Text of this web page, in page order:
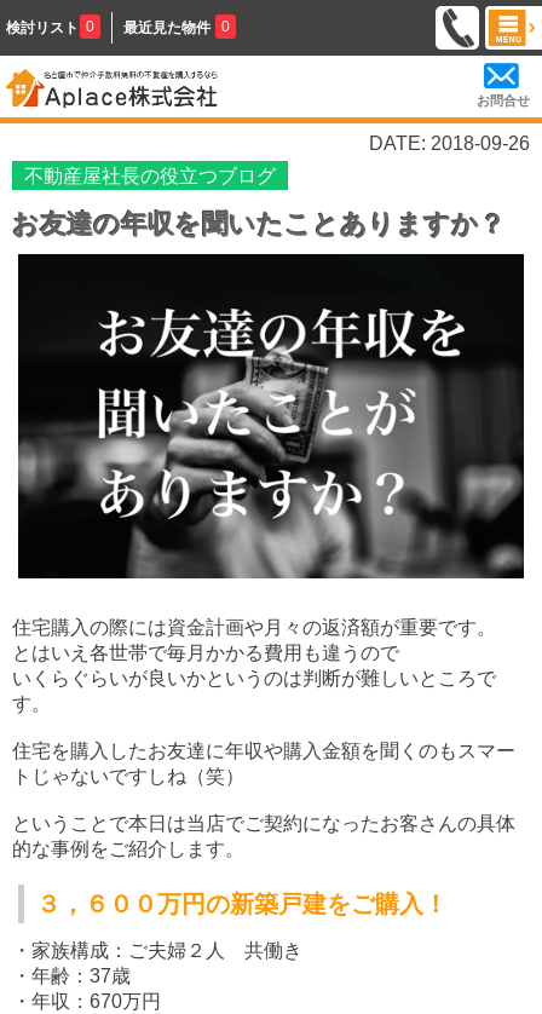
検討リスト 0 最近見た物件 0
お問合せ
DATE: 2018-09-26
不動産屋社長の役立つブログ
お友達の年収を聞いたことありますか？
住宅購入の際には資金計画や月々の返済額が重要です。
とはいえ各世帯で毎月かかる費用も違うので
いくらぐらいが良いかというのは判断が難しいところで
す。
住宅を購入したお友達に年収や購入金額を聞くのもスマー
トじゃないですしね（笑）
ということで本日は当店でご契約になったお客さんの具体
的な事例をご紹介します。
３，６００万円の新築戸建をご購入！
・家族構成：ご夫婦２人 共働き
・年齢：37歳
・年収：670万円